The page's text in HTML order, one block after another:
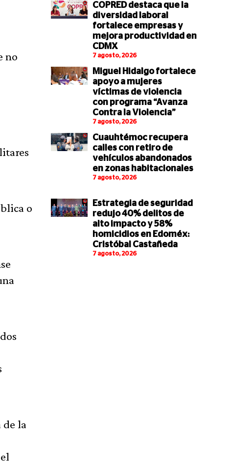
no
o
de la
COPRED destaca que la
diversidad laboral
fortalece empresas y
mejora productividad en
CDMX
7 agosto, 2026
Miguel Hidalgo fortalece
apoyo a mujeres
víctimas de violencia
con programa “Avanza
Contra la Violencia”
7 agosto, 2026
Cuauhtémoc recupera
calles con retiro de
vehículos abandonados
en zonas habitacionales
7 agosto, 2026
Estrategia de seguridad
redujo 40% delitos de
alto impacto y 58%
homicidios en Edoméx:
Cristóbal Castañeda
7 agosto, 2026